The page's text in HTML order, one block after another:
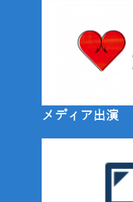
メディア出演